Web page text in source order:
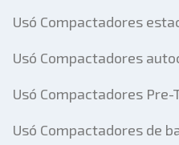
Usó Compactadores
Usó Compactadores
Usó Compactadores
Usó Compactadores de